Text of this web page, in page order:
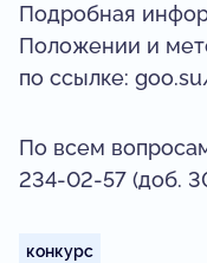
Подробная
Положении и
по ссылке:
По всем
234-02-57 (доб.
конкурс